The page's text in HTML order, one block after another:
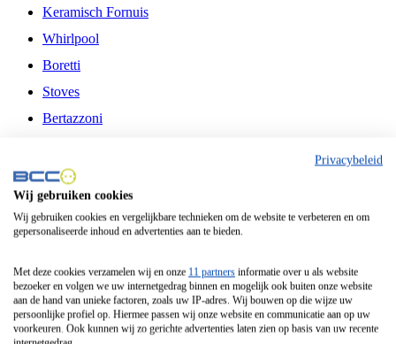
Keramisch Fornuis
Whirlpool
Boretti
Stoves
Bertazzoni
Fitelli
Airfryer
Frituurpan
Contactgrill
Broodbakmachine
Broodrooster
Privacybeleid
Wij gebruiken cookies
Wij gebruiken cookies en vergelijkbare technieken om de website te verbeteren en om
gepersonaliseerde inhoud en advertenties aan te bieden.
Met deze cookies verzamelen wij en onze 11 partners informatie over u als website
bezoeker en volgen we uw internetgedrag binnen en mogelijk ook buiten onze website
aan de hand van unieke factoren, zoals uw IP-adres. Wij bouwen op die wijze uw
persoonlijke profiel op. Hiermee passen wij onze website en communicatie aan op uw
voorkeuren. Ook kunnen wij zo gerichte advertenties laten zien op basis van uw recente